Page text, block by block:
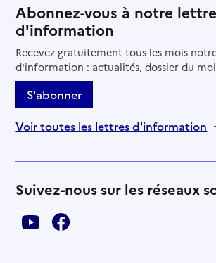
Abonnez-vous à notre lettre
d'information
Recevez gratuitement tous les mois
d'information : actualités, dossier du
S'abonner
Voir toutes les lettres d'information
Suivez-nous sur les réseaux